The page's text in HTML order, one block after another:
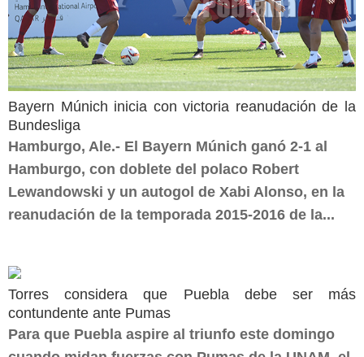
Bayern Múnich inicia con victoria reanudación de la
Bundesliga
Hamburgo, Ale.- El Bayern Múnich ganó 2-1 al
Hamburgo, con doblete del polaco Robert
Lewandowski y un autogol de Xabi Alonso, en la
reanudación de la temporada 2015-2016 de la...
Torres considera que Puebla debe ser más
contundente ante Pumas
Para que Puebla aspire al triunfo este domingo